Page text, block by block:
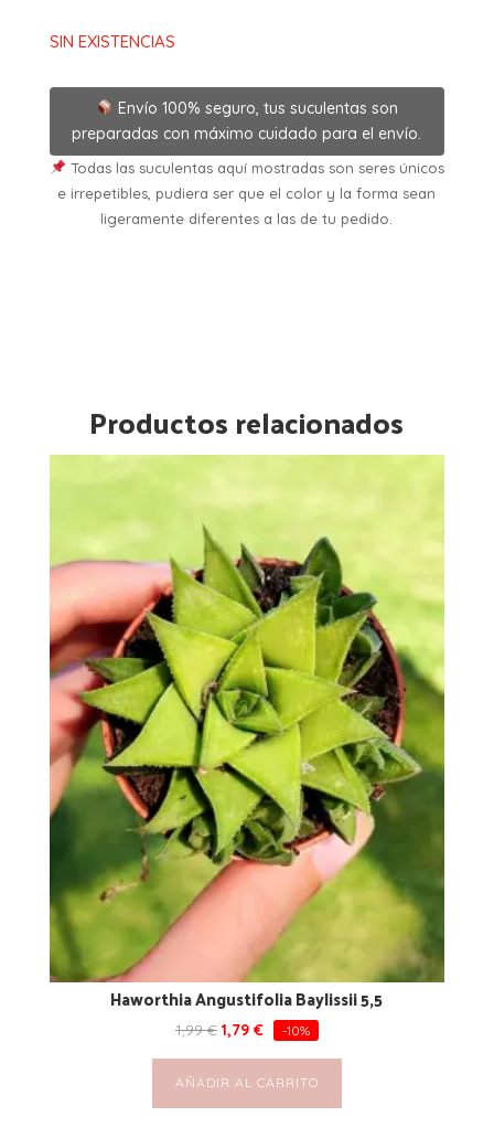
SIN EXISTENCIAS
Envío 100% seguro, tus suculentas son
preparadas con máximo cuidado para el envío.
Todas las suculentas aquí mostradas son seres únicos
e irrepetibles, pudiera ser que el color y la forma sean
ligeramente diferentes a las de tu pedido.
Productos relacionados
Haworthia Angustifolia Baylissii 5,5
1,99€ 1,79 € -10%
AÑADIR AL CARRITO